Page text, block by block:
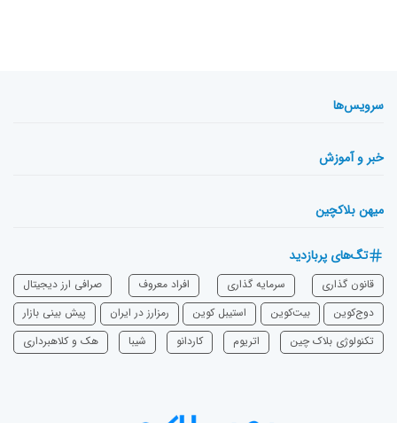
سرویس‌ها
خبر و آموزش
میهن بلاکچین
تگ‌های پربازدید
قانون گذاری سرمایه‌ گذاری افراد معروف
صرافی ارز دیجیتال
دوج‌کوین
بیت‌کوین استیبل کوین رمزارز در ایران
پیش بینی بازار
تکنولوژی بلاک چین
اتریوم ‌کاردانو شیبا هک و کلاهبرداری